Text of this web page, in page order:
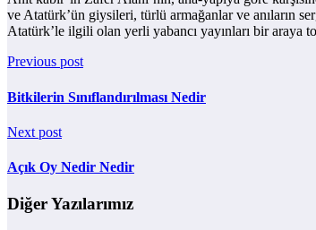
ve Atatürk’ün giysileri, türlü armağanlar ve anıların
Atatürk’le ilgili olan yerli yabancı yayınları bir araya
Previous post
Bitkilerin Sınıflandırılması Nedir
Next post
Açık Oy Nedir Nedir
Diğer Yazılarımız